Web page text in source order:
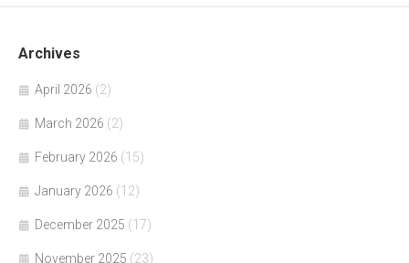
Archives
April 2026 (2)
March 2026 (2)
February 2026 (15)
January 2026 (12)
December 2025 (17)
November 2025 (23)